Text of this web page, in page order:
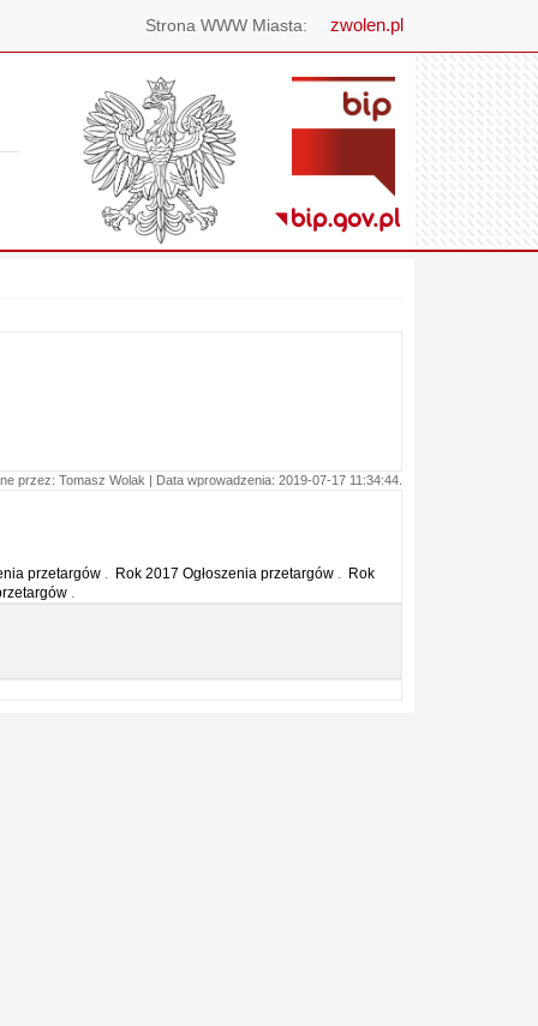
Strona WWW Miasta: zwolen.pl
przez: Tomasz Wolak | Data wprowadzenia: 2019-07-17 11:34:44.
przetargów. Rok 2017 Ogłoszenia przetargów. Rok
.